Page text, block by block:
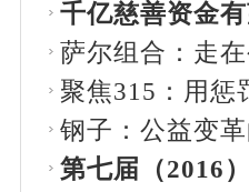
千亿慈善资金
萨尔组合：走
聚焦315：用惩
钢子：公益变
第七届（2016